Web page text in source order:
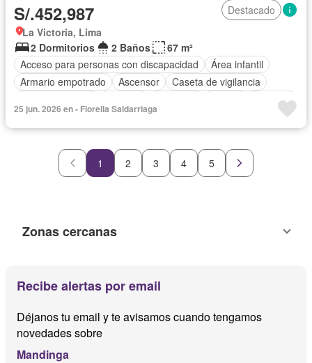
S/.452,987
Destacado
La Victoria, Lima
2 Dormitorios
2 Baños
67 m²
Acceso para personas con discapacidad
Área infantil
Armario empotrado
Ascensor
Caseta de vigilancia
Vigilante
Seguridad
Terraza Permite niños
Sin amoblar
25 jun. 2026 en - Fiorella Saldarriaga
1 2 3 4 5
Zonas cercanas
Recibe alertas por email
Déjanos tu email y te avisamos cuando tengamos
novedades sobre
Mandinga